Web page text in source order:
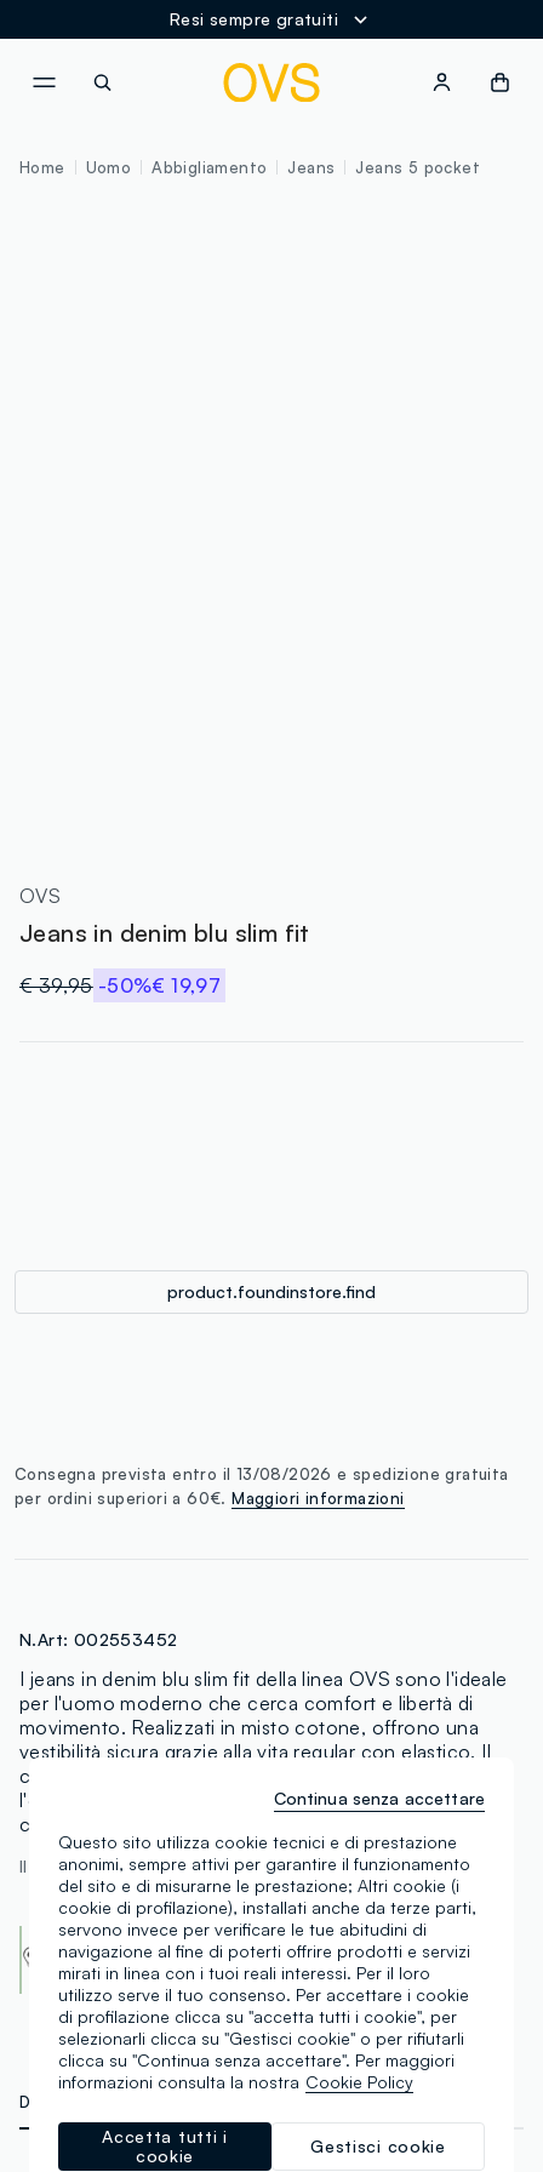
Resi sempre gratuiti
Home Uomo Abbigliamento Jeans Jeans 5 pocket
OVS
Jeans in denim blu slim fit
€ 39,95 -50%€ 19,97
product.foundinstore.find
Consegna prevista entro il 13/08/2026 e spedizione gratuita
per ordini superiori a 60€.Maggiori informazioni
N.Art: 002553452
I jeans in denim blu slim fit della linea OVS sono l'ideale
per l'uomo moderno che cerca comfort e libertà di
movimento. Realizzati in misto cotone, offrono una
vestibilità sicura grazie alla vita regular con elastico. Il
colore denim blu li rende perfetti per la primavera e
l'estate, facilmente abbinabili a vari top e calzature per
creare look casual versatili.
Il modello è alto 188 cm ed indossa una 48
Cotton Made in Africa
An initiative of the Aid by Trade Foundation
Scopri di più
DETTAGLI TECNICI
Questo sito utilizza cookie tecnici e di prestazione
anonimi, sempre attivi per garantire il funzionamento
del sito e di misurarne le prestazione; Altri cookie (i
cookie di profilazione), installati anche da terze parti,
servono invece per verificare le tue abitudini di
navigazione al fine di poterti offrire prodotti e servizi
mirati in linea con i tuoi reali interessi. Per il loro
utilizzo serve il tuo consenso. Per accettare i cookie
di profilazione clicca su "accetta tutti i cookie", per
selezionarli clicca su "Gestisci cookie" o per rifiutarli
clicca su "Continua senza accettare". Per maggiori
informazioni consulta la nostra Cookie Policy
Gestisci cookie
Accetta tutti i
cookie
Continua senza accettare